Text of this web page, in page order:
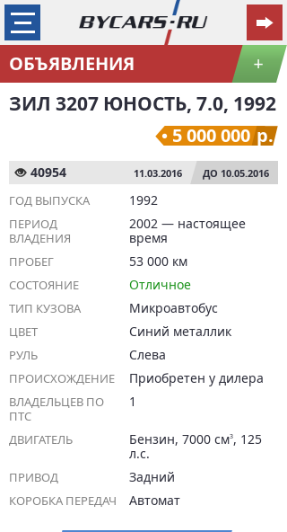
ОБЪЯВЛЕНИЯ +
ЗИЛ 3207 ЮНОСТЬ, 7.0, 1992
5 000 000 р.
40954 11.03.2016 ДО 10.05.2016
ГОД ВЫПУСКА 1992
ПЕРИОД
ВЛАДЕНИЯ
2002 — настоящее
время
ПРОБЕГ 53 000 км
СОСТОЯНИЕ Отличное
ТИП КУЗОВА Микроавтобус
ЦВЕТ Синий металлик
РУЛЬ Слева
ПРОИСХОЖДЕНИЕ Приобретен у дилера
ВЛАДЕЛЬЦЕВ ПО
ПТС
1
ДВИГАТЕЛЬ Бензин, 7000 см3, 125
л.с.
ПРИВОД Задний
КОРОБКА ПЕРЕДАЧ Автомат